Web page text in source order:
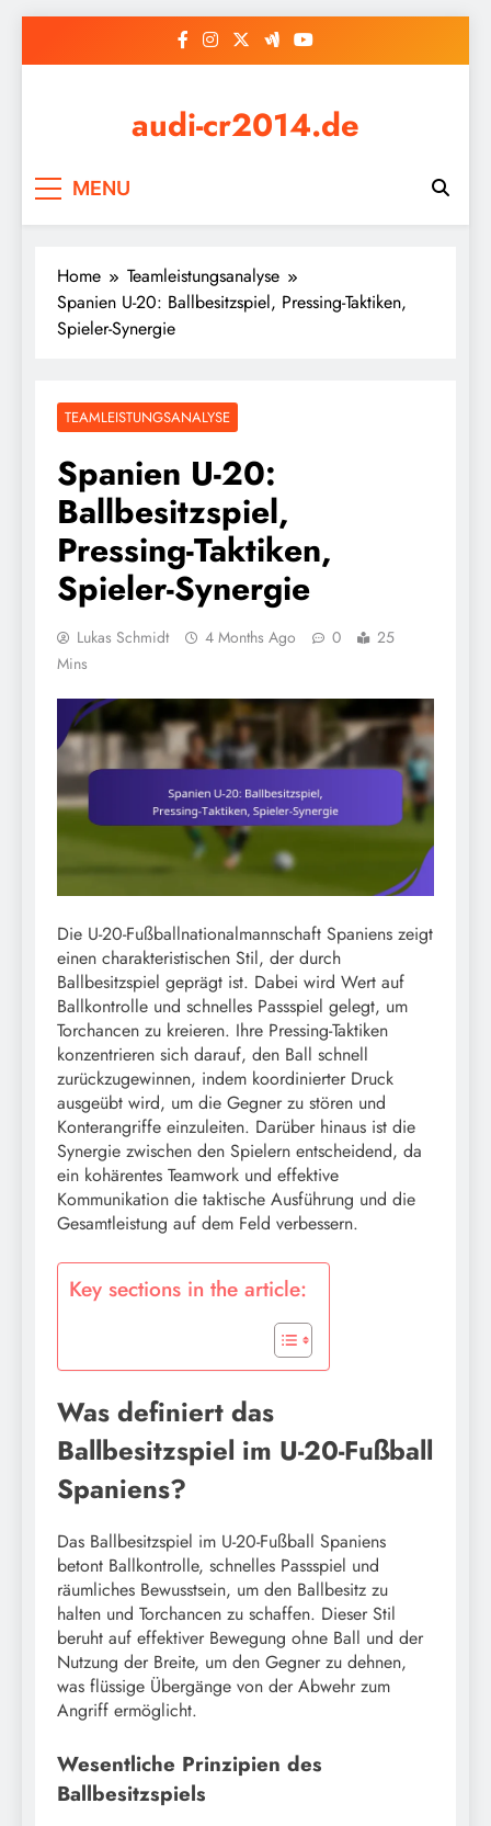
audi-cr2014.de
MENU
Home
Teamleistungsanalyse
Spanien U-20: Ballbesitzspiel, Pressing-Taktiken,
Spieler-Synergie
TEAMLEISTUNGSANALYSE
Spanien U-20:
Ballbesitzspiel,
Pressing-Taktiken,
Spieler-Synergie
Lukas Schmidt 4 Months Ago 0
25
Mins
Die U-20-Fußballnationalmannschaft Spaniens zeigt
einen charakteristischen Stil, der durch
Ballbesitzspiel geprägt ist. Dabei wird Wert auf
Ballkontrolle und schnelles Passspiel gelegt, um
Torchancen zu kreieren. Ihre Pressing-Taktiken
konzentrieren sich darauf, den Ball schnell
zurückzugewinnen, indem koordinierter Druck
ausgeübt wird, um die Gegner zu stören und
Konterangriffe einzuleiten. Darüber hinaus ist die
Synergie zwischen den Spielern entscheidend, da
ein kohärentes Teamwork und effektive
Kommunikation die taktische Ausführung und die
Gesamtleistung auf dem Feld verbessern.
Key sections in the article:
Was definiert das
Ballbesitzspiel im U-20-Fußball
Spaniens?
Das Ballbesitzspiel im U-20-Fußball Spaniens
betont Ballkontrolle, schnelles Passspiel und
räumliches Bewusstsein, um den Ballbesitz zu
halten und Torchancen zu schaffen. Dieser Stil
beruht auf effektiver Bewegung ohne Ball und der
Nutzung der Breite, um den Gegner zu dehnen,
was flüssige Übergänge von der Abwehr zum
Angriff ermöglicht.
Wesentliche Prinzipien des
Ballbesitzspiels